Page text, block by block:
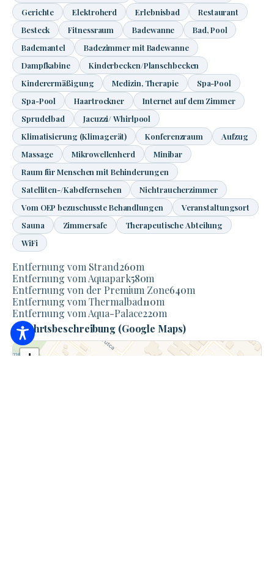
Gerichte
Elektroherd Erlebnisbad
Restaurant
Besteck
Fitnessraum Badewanne
Bad, Pool
Bademantel
Badezimmer mit Badewanne
Dampfkabine
Kinderbecken/Planschbecken
Kinderermäßigung
Medizin, Therapie
Spa-Pool
Spa-Pool
Haartrockner
Internet auf dem Zimmer
Sprudelbad
Jacuzzi/ Whirlpool
Klimatisierung (Klimagerät)
Konferenzraum
Aufzug
Massage
Mikrowellenherd
Minibar
Raum für Menschen mit Behinderungen
Satelliten-/Kabelfernsehen
Nichtraucherzimmer
Vom OEP bezuschusste Behandlungen
Veranstaltungsort
Sauna
Zimmersafe
Therapeutische Abteilung
WiFi
Entfernung vom Strand260m
Entfernung vom Aquapark580m
Entfernung von der Premium Zone640m
Entfernung vom Thermalbad110m
Entfernung vom Aqua-Palace220m
Anfahrtsbeschreibung (Google Maps)
+